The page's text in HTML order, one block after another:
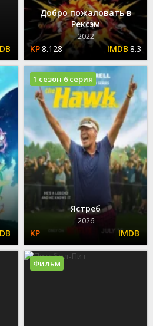
Добро пожаловать в
Рексэм
2022
8.128 8.3
Ястреб
2026
1 сезон 6 серия
Фильм